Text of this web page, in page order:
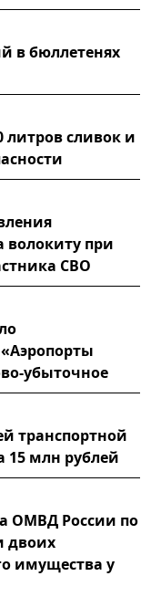
в бюллетенях
литров сливок и
волокиту при
СВО
убыточное
транспортной
15 млн рублей
ОМВД России по
двоих
имущества у